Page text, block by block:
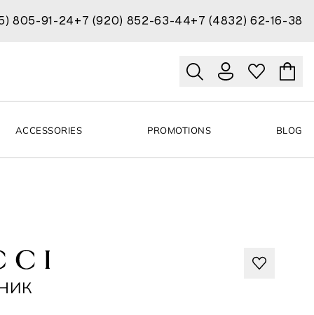
805-91-24+7 (920) 852-63-44+7 (4832) 62-16-38
ACCESSORIES PROMOTIONS BLOG